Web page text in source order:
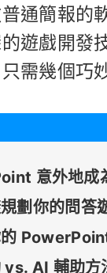
通簡報的
遊戲開發
需幾個巧
意外地成
劃你的問答
vs. AI 輔助方